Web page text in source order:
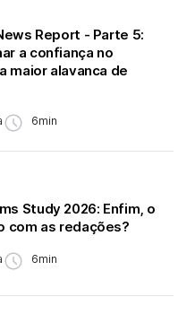
Report - Parte 5:
a confiança no
maior alavanca de
6min
Study 2026: Enfim, o
com as redações?
6min